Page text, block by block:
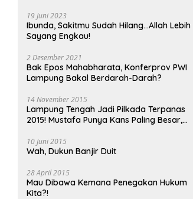
19 Juni 2023
Ibunda, Sakitmu Sudah Hilang…Allah Lebih
Sayang Engkau!
2 Desember 2021
Bak Epos Mahabharata, Konferprov PWI
Lampung Bakal Berdarah-Darah?
14 November 2015
Lampung Tengah Jadi Pilkada Terpanas
2015! Mustafa Punya Kans Paling Besar,
10 Juni 2015
Wah, Dukun Banjir Duit
28 April 2015
Mau Dibawa Kemana Penegakan Hukum
Kita?!